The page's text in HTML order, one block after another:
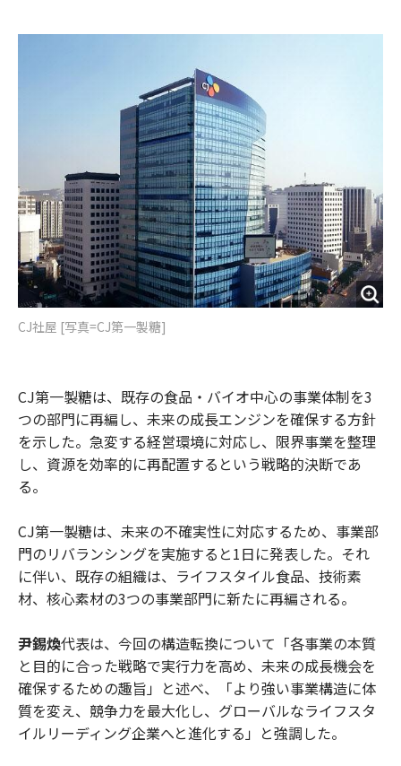
CJ社屋 [写真=CJ第一製糖]
CJ第一製糖は、既存の食品・バイオ中心の事業体制を3
つの部門に再編し、未来の成長エンジンを確保する方針
を示した。急変する経営環境に対応し、限界事業を整理
し、資源を効率的に再配置するという戦略的決断であ
る。
CJ第一製糖は、未来の不確実性に対応するため、事業部
門のリバランシングを実施すると1日に発表した。それ
に伴い、既存の組織は、ライフスタイル食品、技術素
材、核心素材の3つの事業部門に新たに再編される。
尹錫煥代表は、今回の構造転換について「各事業の本質
と目的に合った戦略で実行力を高め、未来の成長機会を
確保するための趣旨」と述べ、「より強い事業構造に体
質を変え、競争力を最大化し、グローバルなライフスタ
イルリーディング企業へと進化する」と強調した。